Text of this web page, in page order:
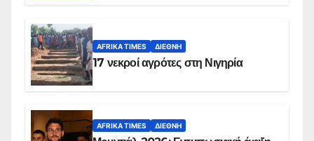
AFRIKA TIMES ΔΙΕΘΝΉ
17 νεκροί αγρότες στη Νιγηρία
AFRIKA TIMES ΔΙΕΘΝΉ